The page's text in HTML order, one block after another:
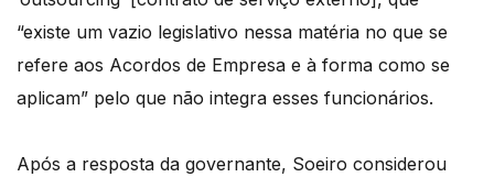
“existe um vazio legislativo nessa matéria no que se
refere aos Acordos de Empresa e à forma como se
aplicam” pelo que não integra esses funcionários.
Após a resposta da governante, Soeiro considerou